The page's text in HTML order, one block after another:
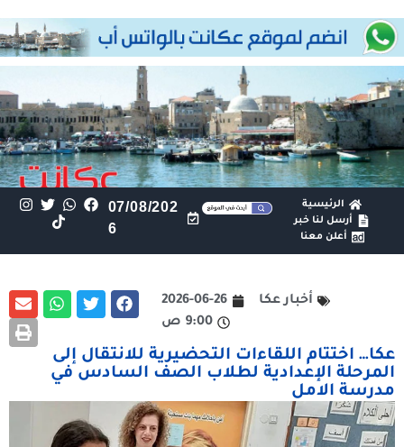
الرئيسية
أرسل لنا خبر
أعلن معنا
07/08/202
6
أخبار عكا
2026-06-26
9:00 ص
عكا… اختتام اللقاءات التحضيرية للانتقال إلى
المرحلة الإعدادية لطلاب الصف السادس في
مدرسة الامل